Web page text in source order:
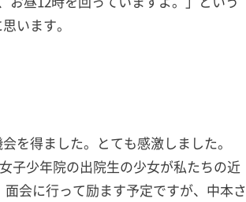
います。
を得ました。とても感激しました。
子少年院の出院生の少女が私たちの近
会に行って励ます予定ですが、中本さ